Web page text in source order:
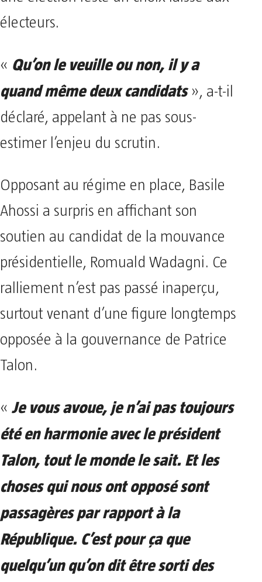
électeurs.
« Qu’on le veuille ou non, il y a
quand même deux candidats», a-t-il
déclaré, appelant à ne pas sous-
estimer l’enjeu du scrutin.
Opposant au régime en place, Basile
Ahossi a surpris en affichant son
soutien au candidat de la mouvance
présidentielle, Romuald Wadagni. Ce
ralliement n’est pas passé inaperçu,
surtout venant d’une figure longtemps
opposée à la gouvernance de Patrice
Talon.
« Je vous avoue, je n’ai pas toujours
été en harmonie avec le président
Talon, tout le monde le sait. Et les
choses qui nous ont opposé sont
passagères par rapport à la
République. C’est pour ça que
quelqu’un qu’on dit être sorti des